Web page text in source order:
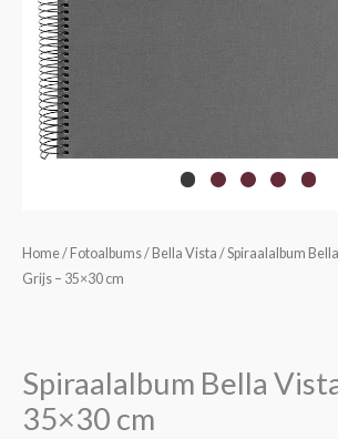
Home/ Fotoalbums/ Bella Vista / Spiraalalbum
Grijs – 35×30 cm
Spiraalalbum Bella
35×30 cm
Spiraalalbum
Bella
-
35x30